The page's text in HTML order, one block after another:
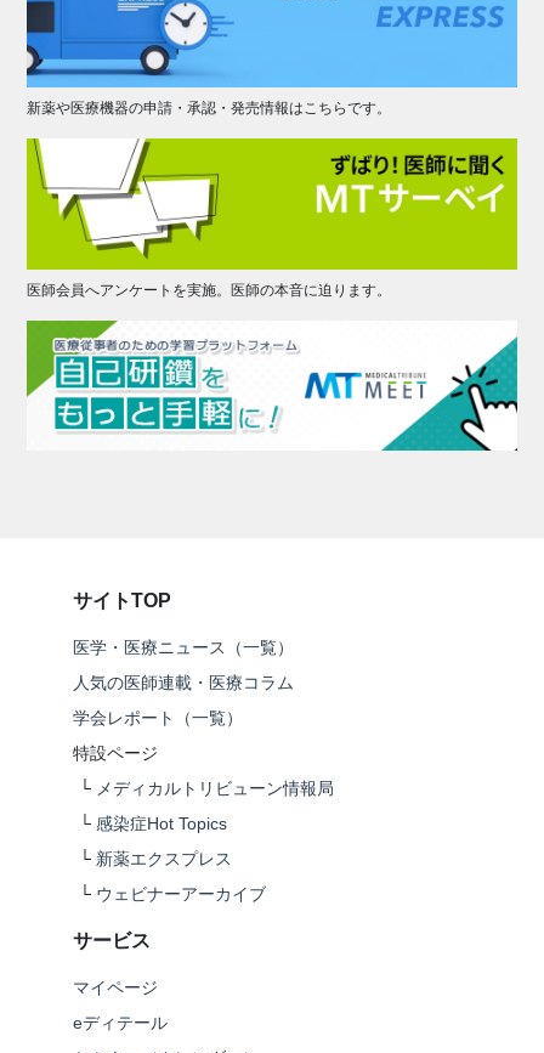
新薬や医療機器の申請・承認・発売情報はこちらです。
医師会員へアンケートを実施。医師の本音に迫ります。
サイトTOP
医学・医療ニュース（一覧）
人気の医師連載・医療コラム
学会レポート（一覧）
特設ページ
└ メディカルトリビューン情報局
└ 感染症Hot Topics
└ 新薬エクスプレス
└ ウェビナーアーカイブ
サービス
マイページ
eディテール